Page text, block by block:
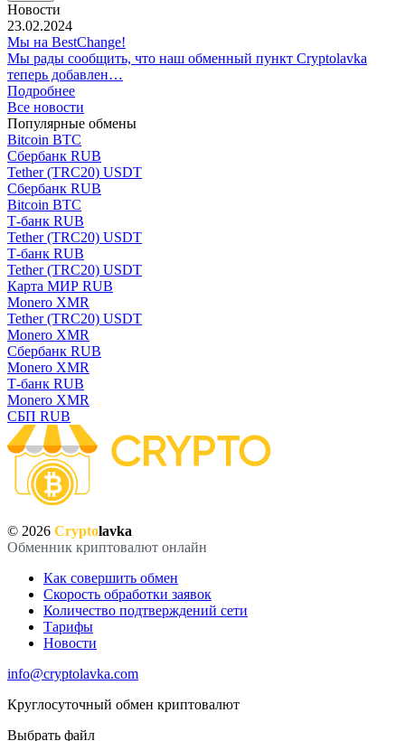
Новости
23.02.2024
Мы на BestChange!
Мы рады сообщить, что наш обменный пункт Cryptolavka
теперь добавлен…
Подробнее
Все новости
Популярные обмены
Bitcoin BTC
Сбербанк RUB
Tether (TRC20) USDT
Сбербанк RUB
Bitcoin BTC
Т-банк RUB
Tether (TRC20) USDT
Т-банк RUB
Tether (TRC20) USDT
Карта МИР RUB
Monero XMR
Tether (TRC20) USDT
Monero XMR
Сбербанк RUB
Monero XMR
Т-банк RUB
Monero XMR
СБП RUB
© 2026 Cryptolavka
Обменник криптовалют онлайн
Как совершить обмен
Скорость обработки заявок
Количество подтверждений сети
Тарифы
Новости
info@cryptolavka.com
Круглосуточный обмен криптовалют
Выбрать файл